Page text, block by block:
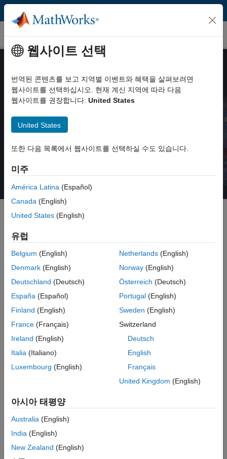
콘텐츠로 바로 가기
MathWorks Store
MATLAB for Data Processing and
Visualization: 교육과정 일정
교육과정 세부 정보 보기
Filter By:
Language
Format
Start Times
영어
웹사이트 선택
번역된 콘텐츠를 보고 지역별 이벤트와 혜택을 살펴보려면
웹사이트를 선택하십시오. 현재 계신 지역에 따라 다음
웹사이트를 권장합니다: United States
United States
또한 다음 목록에서 웹사이트를 선택하실 수도 있습니다.
미주
América Latina (Español)
Canada (English)
United States (English)
유럽
Belgium (English)
Denmark (English)
Deutschland (Deutsch)
España (Español)
Finland (English)
France (Français)
Ireland (English)
Italia (Italiano)
Luxembourg (English)
Netherlands(English)
Norway(English)
Österreich (Deutsch)
Portugal(English)
Sweden (English)
Switzerland
Deutsch
English
Français
United Kingdom (English)
아시아 태평양
Australia (English)
India (English)
New Zealand (English)